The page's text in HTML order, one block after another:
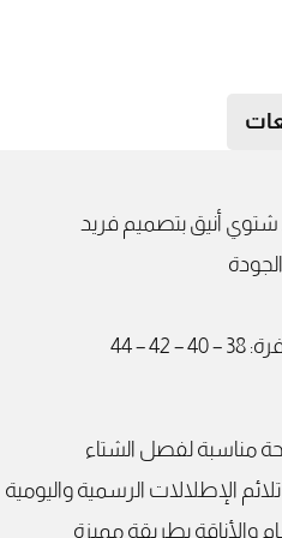
شتوي أنيق بتصميم فريد
– 44
مناسبة لفصل الشتاء
الإطلالات الرسمية واليومية
والأناقة بطريقة مميزة